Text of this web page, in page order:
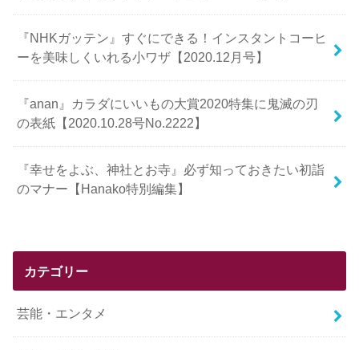
『NHKガッテン』すぐにできる！インスタントコーヒ
ーを美味しくいれる小ワザ【2020.12月号】
『anan』カラダにいいもの大賞2020特集に鬼滅の刃
の表紙【2020.10.28号No.2222】
『幸せをよぶ、神社とお寺』必ず知っておきたい初詣
のマナー【Hanako特別編集】
カテゴリー
芸能・エンタメ